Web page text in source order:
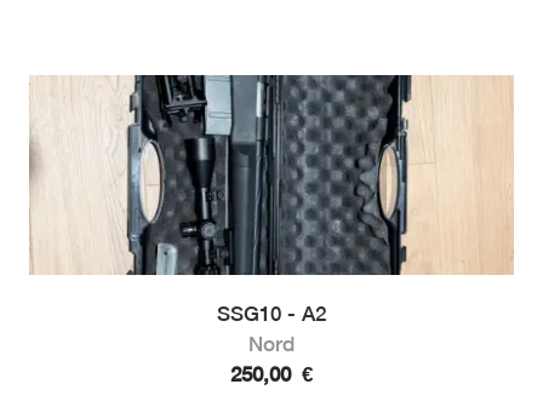
SSG10 - A2
Nord
250,00 €